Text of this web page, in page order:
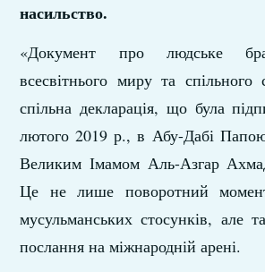
насильство.
«Документ про людське
всесвітнього миру та
спільна декларація, що була
лютого 2019 р., в Абу-Дабі
Великим Імамом Аль-Азгар
Це не лише поворотний
мусульманських стосунків, але
послання на міжнародній арені.